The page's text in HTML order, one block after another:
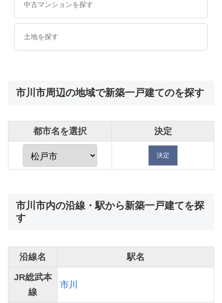
中古マンションを探す
土地を探す
市川市周辺の地域で新築一戸建てのを探す
都市名を選択 決定
市川市内の沿線・駅から新築一戸建てを探
す
沿線名 駅名
JR総武本
線
市川